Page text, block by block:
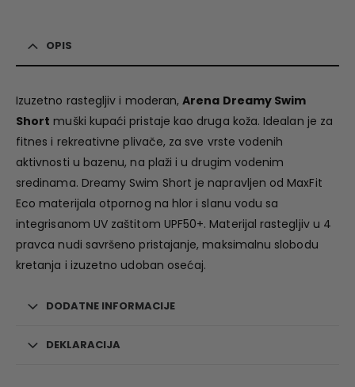
OPIS
Izuzetno rastegljiv i moderan,Arena Dreamy Swim
Short muški kupaći pristaje kao druga koža. Idealan je za
fitnes i rekreativne plivače, za sve vrste vodenih
aktivnosti u bazenu, na plaži i u drugim vodenim
sredinama. Dreamy Swim Short je napravljen od MaxFit
Eco materijala otpornog na hlor i slanu vodu sa
integrisanom UV zaštitom UPF50+. Materijal rastegljiv u 4
pravca nudi savršeno pristajanje, maksimalnu slobodu
kretanja i izuzetno udoban osećaj.
DODATNE INFORMACIJE
DEKLARACIJA